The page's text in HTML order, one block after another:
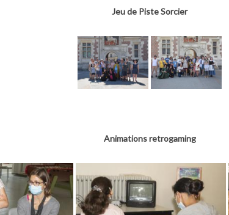
Jeu de Piste Sorcier
Animations retrogaming